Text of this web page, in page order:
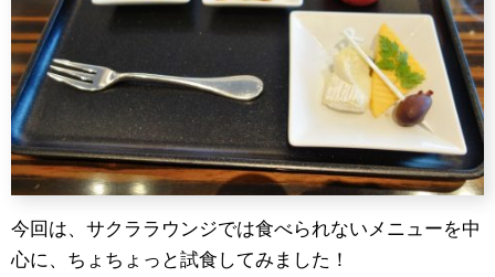
今回は、サクララウンジでは食べられないメニューを中
心に、ちょちょっと試食してみました！